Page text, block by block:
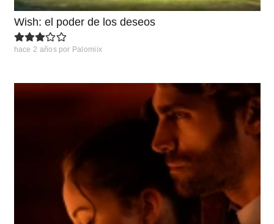
Wish: el poder de los deseos
hace 2 años por Palomiix